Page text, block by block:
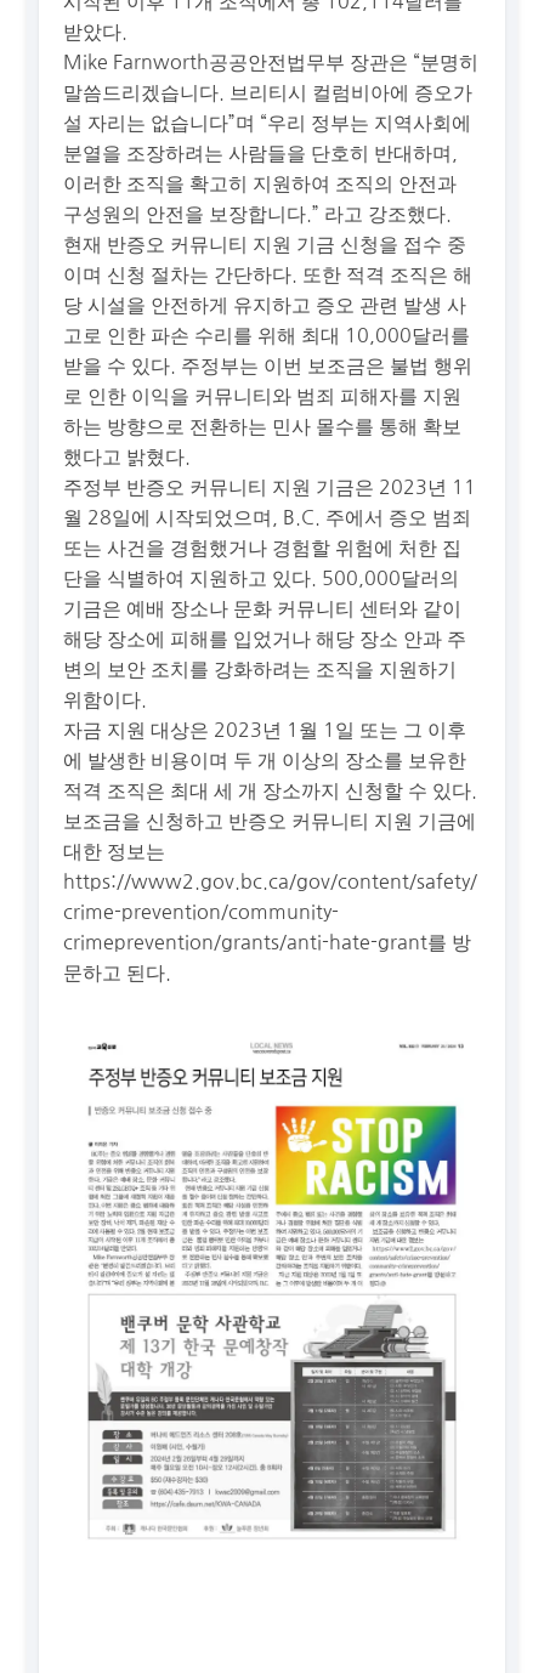
받았다.
Mike Farnworth공공안전법무부 장관은 “분명히
말씀드리겠습니다. 브리티시 컬럼비아에 증오가
설 자리는 없습니다”며 “우리 정부는 지역사회에
분열을 조장하려는 사람들을 단호히 반대하며,
이러한 조직을 확고히 지원하여 조직의 안전과
구성원의 안전을 보장합니다.” 라고 강조했다.
현재 반증오 커뮤니티 지원 기금 신청을 접수 중
이며 신청 절차는 간단하다. 또한 적격 조직은 해
당 시설을 안전하게 유지하고 증오 관련 발생 사
고로 인한 파손 수리를 위해 최대 10,000달러를
받을 수 있다. 주정부는 이번 보조금은 불법 행위
로 인한 이익을 커뮤니티와 범죄 피해자를 지원
하는 방향으로 전환하는 민사 몰수를 통해 확보
했다고 밝혔다.
주정부 반증오 커뮤니티 지원 기금은 2023년 11
월 28일에 시작되었으며, B.C. 주에서 증오 범죄
또는 사건을 경험했거나 경험할 위험에 처한 집
단을 식별하여 지원하고 있다. 500,000달러의
기금은 예배 장소나 문화 커뮤니티 센터와 같이
해당 장소에 피해를 입었거나 해당 장소 안과 주
변의 보안 조치를 강화하려는 조직을 지원하기
위함이다.
자금 지원 대상은 2023년 1월 1일 또는 그 이후
에 발생한 비용이며 두 개 이상의 장소를 보유한
적격 조직은 최대 세 개 장소까지 신청할 수 있다.
보조금을 신청하고 반증오 커뮤니티 지원 기금에
대한 정보는
https://www2.gov.bc.ca/gov/content/safety/
crime-prevention/community-
crimeprevention/grants/anti-hate-grant를 방
문하고 된다.